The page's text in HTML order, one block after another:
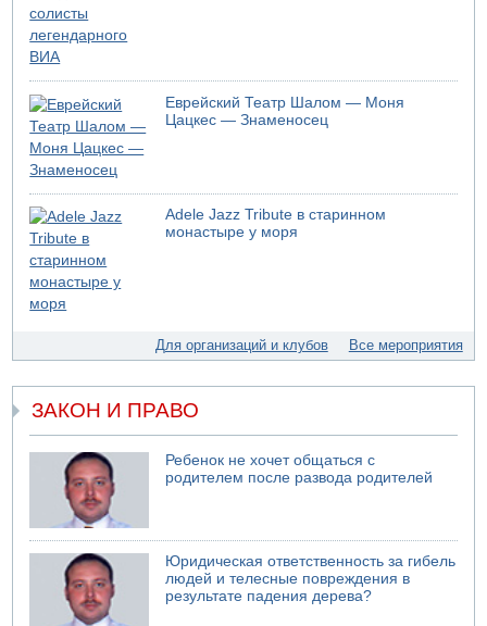
Еврейский Театр Шалом — Моня
Цацкес — Знаменосец
Adele Jazz Tribute в старинном
монастыре у моря
Для организаций и клубов Все мероприятия
ЗАКОН И ПРАВО
Ребенок не хочет общаться с
родителем после развода родителей
Юридическая ответственность за гибель
людей и телесные повреждения в
результате падения дерева?